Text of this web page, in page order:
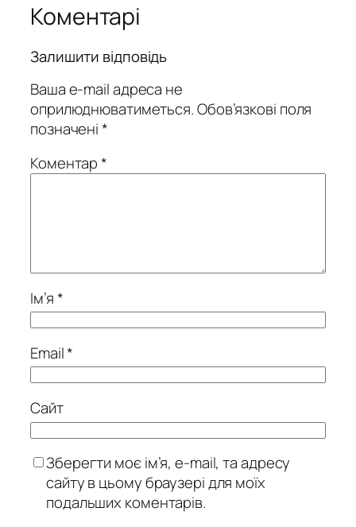
Коментарі
Залишити відповідь
Ваша e-mail адреса не
оприлюднюватиметься.Обов’язкові поля
позначені*
Коментар*
Ім’я*
Email*
Сайт
Зберегти моє ім’я, e-mail, та адресу
сайту в цьому браузері для моїх
подальших коментарів.